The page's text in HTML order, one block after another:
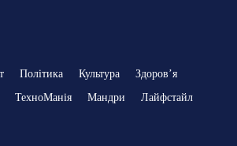
Політика Культура
Здоровʼя
ТехноМанія Мандри
Лайфстайл